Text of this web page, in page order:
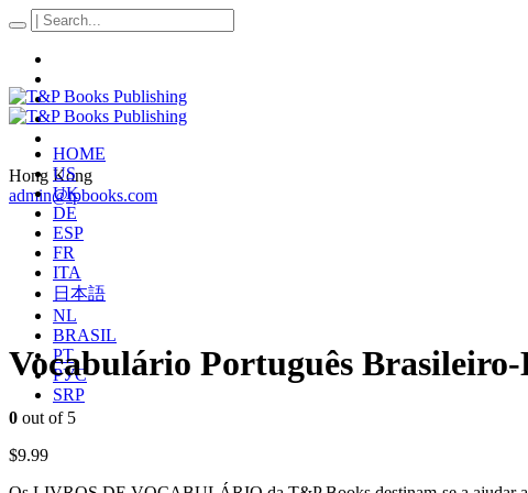
Hong Kong
admin@tpbooks.com
HOME
US
UK
DE
ESP
FR
ITA
日本語
NL
BRASIL
PT
РУС
SRP
Vocabulário Português
0 out of 5
$9.99